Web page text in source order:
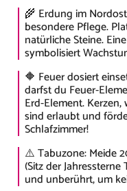
🌾 Erdung im
besondere Pflege.
natürliche Steine.
symbolisiert
🔶 Feuer dosiert
darfst du Feuer-
Erd-Element.
sind erlaubt und
Schlafzimmer!
⚠️ Tabuzone: Meide
(Sitz der
und unberührt, um